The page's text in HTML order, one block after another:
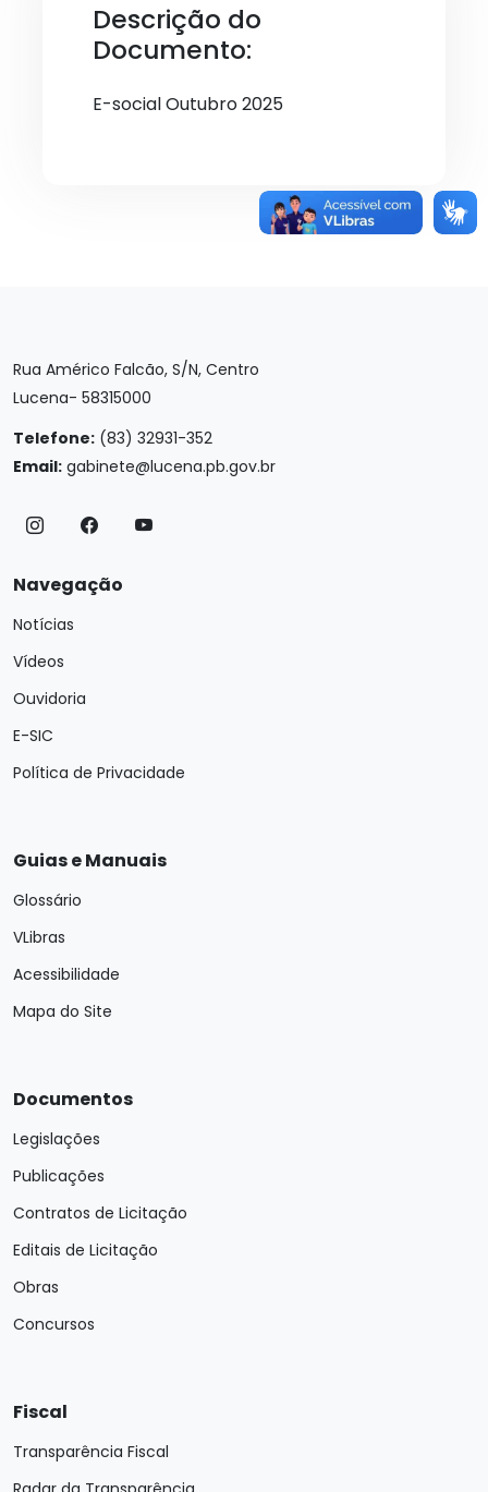
Descrição do
Documento:
E-social Outubro 2025
Rua Américo Falcão, S/N, Centro
Lucena- 58315000
Telefone: (83) 32931-352
Email: gabinete@lucena.pb.gov.br
Navegação
Notícias
Vídeos
Ouvidoria
E-SIC
Política de Privacidade
Guias e Manuais
Glossário
VLibras
Acessibilidade
Mapa do Site
Documentos
Legislações
Publicações
Contratos de Licitação
Editais de Licitação
Obras
Concursos
Fiscal
Transparência Fiscal